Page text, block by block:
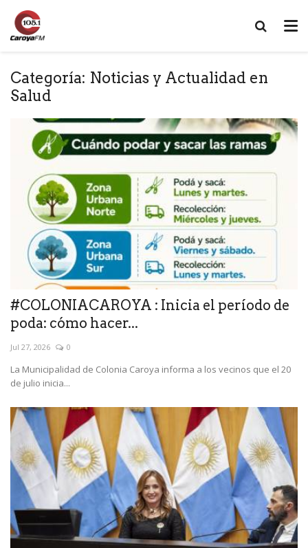
Categoría: Noticias y Actualidad en
Salud
#COLONIACAROYA : Inicia el período de
poda: cómo hacer...
Jul 27, 2026 0
La Municipalidad de Colonia Caroya informa a los vecinos que el 20
de julio inicia...